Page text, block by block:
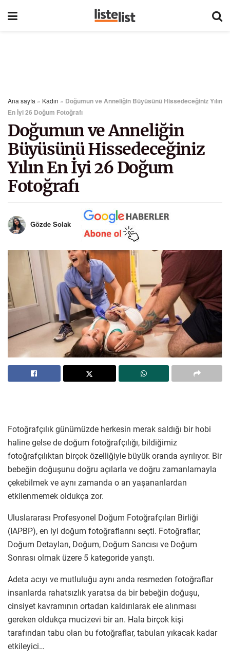
Ana sayfa » Kadın » Doğumun ve Anneliğin Büyüsünü Hissedeceğiniz Yılın
En İyi 26 Doğum Fotoğrafı
Doğumun ve Anneliğin
Büyüsünü Hissedeceğiniz
Yılın En İyi 26 Doğum
Fotoğrafı
Gözde Solak
Fotoğrafçılık günümüzde herkesin merak saldığı bir hobi
haline gelse de doğum fotoğrafçılığı, bildiğimiz
fotoğrafçılıktan birçok özelliğiyle büyük oranda ayrılıyor. Bir
bebeğin doğuşunu doğru açılarla ve doğru zamanlamayla
çekebilmek ve aynı zamanda o an yaşananlardan
etkilenmemek oldukça zor.
Uluslararası Profesyonel Doğum Fotoğrafçıları Birliği
(IAPBP), en iyi doğum fotoğraflarını seçti. Fotoğraflar;
Doğum Detayları, Doğum, Doğum Sancısı ve Doğum
Sonrası olmak üzere 5 kategoride yarıştı.
Adeta acıyı ve mutluluğu aynı anda resmeden fotoğraflar
insanlarda rahatsızlık yaratsa da bir bebeğin doğuşu,
cinsiyet kavramının ortadan kaldırılarak ele alınması
gereken oldukça mucizevi bir an. Hala birçok kişi
tarafından tabu olan bu fotoğraflar, tabuları yıkacak kadar
etkileyici…